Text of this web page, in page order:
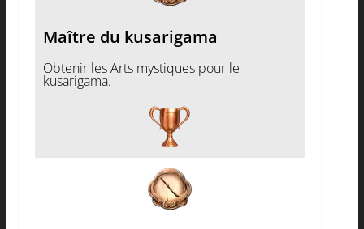
Maître du kusarigama
Obtenir les Arts mystiques pour le
kusarigama.